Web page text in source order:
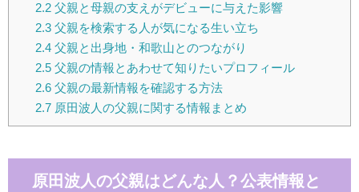
2.2父親と母親の支えがデビューに与えた影響
2.3父親を検索する人が気になる生い立ち
2.4父親と出身地・和歌山とのつながり
2.5父親の情報とあわせて知りたいプロフィール
2.6父親の最新情報を確認する方法
2.7原田波人の父親に関する情報まとめ
原田波人の父親はどんな人？公表情報と